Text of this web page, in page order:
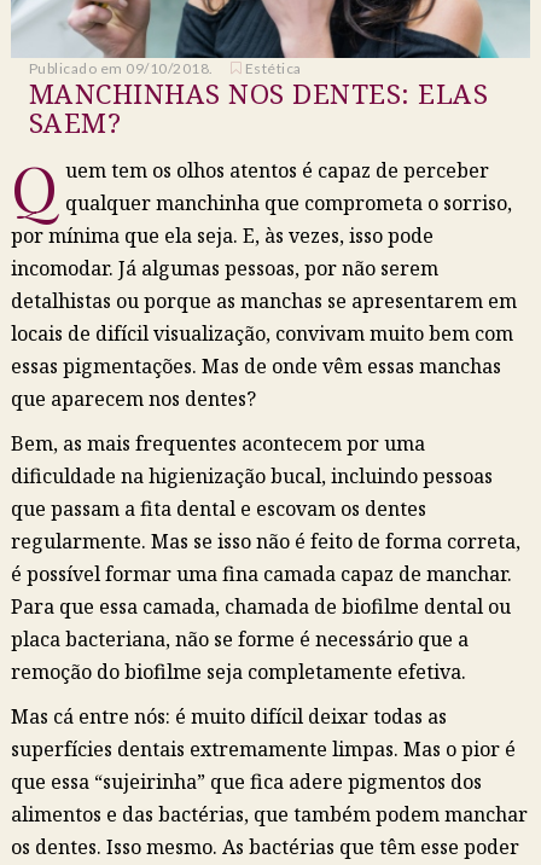
Publicado em 09/10/2018. Estética
MANCHINHAS NOS DENTES: ELAS
SAEM?
Q uem tem os olhos atentos é capaz de perceber
qualquer manchinha que comprometa o sorriso,
por mínima que ela seja. E, às vezes, isso pode
incomodar. Já algumas pessoas, por não serem
detalhistas ou porque as manchas se apresentarem em
locais de difícil visualização, convivam muito bem com
essas pigmentações. Mas de onde vêm essas manchas
que aparecem nos dentes?
Bem, as mais frequentes acontecem por uma
dificuldade na higienização bucal, incluindo pessoas
que passam a fita dental e escovam os dentes
regularmente. Mas se isso não é feito de forma correta,
é possível formar uma fina camada capaz de manchar.
Para que essa camada, chamada de biofilme dental ou
placa bacteriana, não se forme é necessário que a
remoção do biofilme seja completamente efetiva.
Mas cá entre nós: é muito difícil deixar todas as
superfícies dentais extremamente limpas. Mas o pior é
que essa “sujeirinha” que fica adere pigmentos dos
alimentos e das bactérias, que também podem manchar
os dentes. Isso mesmo. As bactérias que têm esse poder